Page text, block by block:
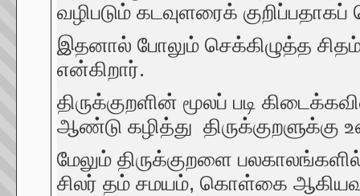
வழிபடும் கடவுளரைக்
இதனால் போலும் செக்கிழுத்த
என்கிறார்.
திருக்குறளின் மூலப் படி
ஆண்டு கழித்து திருக்குறளுக்கு
மேலும் திருக்குறளை
சிலர் தம் சமயம், கொள்கை